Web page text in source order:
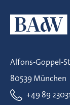
Alfons-Goppel-
80539 München
+49 89